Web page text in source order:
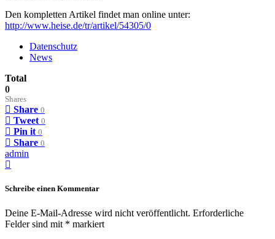
Den kompletten Artikel findet man online unter:
http://www.heise.de/tr/artikel/54305/0
Datenschutz
News
Total
0
Shares
Share 0
Tweet 0
Pin it 0
Share 0
admin
Schreibe einen Kommentar
Deine E-Mail-Adresse wird nicht veröffentlicht. Erforderliche
Felder sind mit * markiert